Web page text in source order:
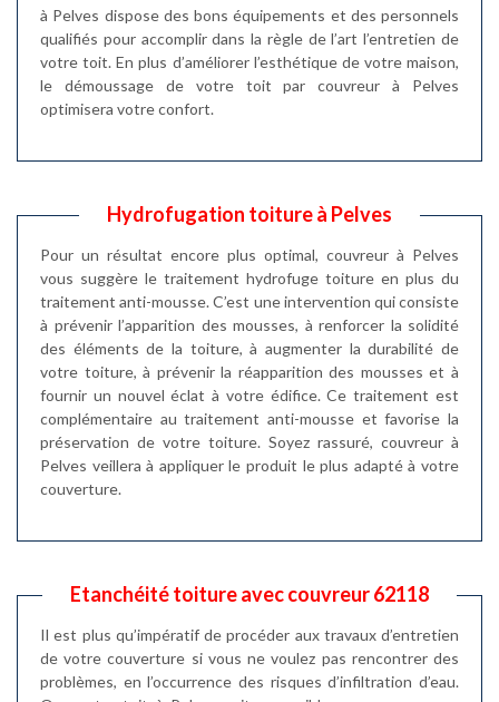
à Pelves dispose des bons équipements et des personnels
qualifiés pour accomplir dans la règle de l’art l’entretien de
votre toit. En plus d’améliorer l’esthétique de votre maison,
le démoussage de votre toit par couvreur à Pelves
optimisera votre confort.
Hydrofugation toiture à Pelves
Pour un résultat encore plus optimal, couvreur à Pelves
vous suggère le traitement hydrofuge toiture en plus du
traitement anti-mousse. C’est une intervention qui consiste
à prévenir l’apparition des mousses, à renforcer la solidité
des éléments de la toiture, à augmenter la durabilité de
votre toiture, à prévenir la réapparition des mousses et à
fournir un nouvel éclat à votre édifice. Ce traitement est
complémentaire au traitement anti-mousse et favorise la
préservation de votre toiture. Soyez rassuré, couvreur à
Pelves veillera à appliquer le produit le plus adapté à votre
couverture.
Etanchéité toiture avec couvreur 62118
Il est plus qu’impératif de procéder aux travaux d’entretien
de votre couverture si vous ne voulez pas rencontrer des
problèmes, en l’occurrence des risques d’infiltration d’eau.